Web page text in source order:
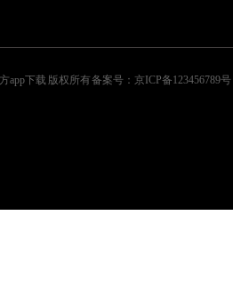
app下载 版权所有 备案号：京ICP备123456789号